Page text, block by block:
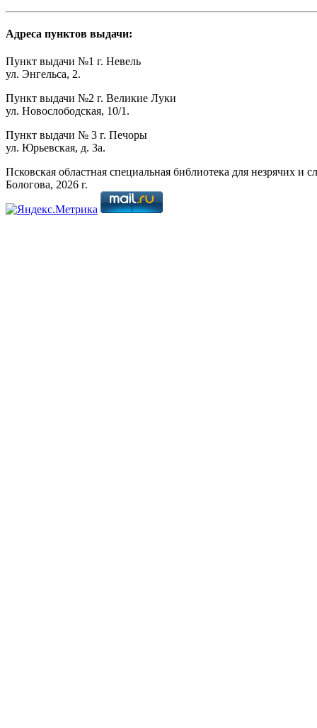
Адреса пунктов выдачи:
Пункт выдачи №1 г. Невель
ул. Энгельса, 2.
Пункт выдачи №2 г. Великие Луки
ул. Новослободская, 10/1.
Пункт выдачи № 3 г. Печоры
ул. Юрьевская, д. 3а.
Псковская областная специальная библиотека для незрячих
Бологова, 2026 г.